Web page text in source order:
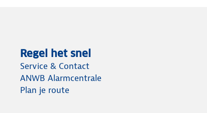
Regel het snel
Service & Contact
ANWB Alarmcentrale
Plan je route